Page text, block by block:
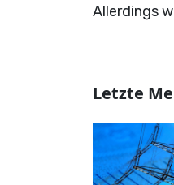
Allerdings
Letzte